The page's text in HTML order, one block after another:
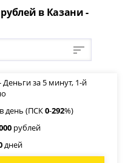
в Казани -
Деньги за 5 минут, 1-й
день (ПСК0-292%)
рублей
дней